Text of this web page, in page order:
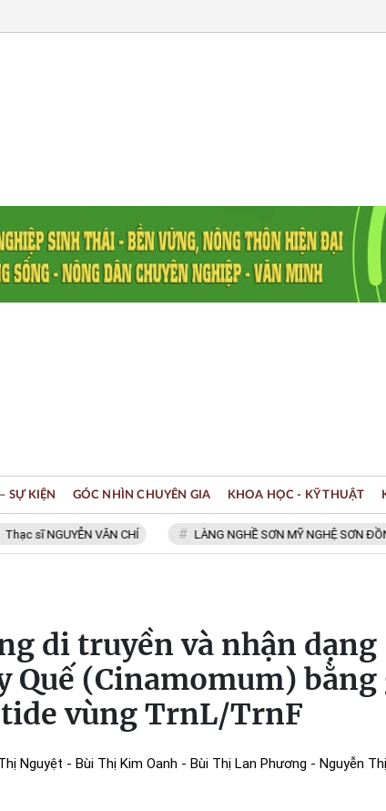
sĩ NGUYỄN VĂN CHÍ LÀNG NGHỀ SƠN MỸ NGHỆ SƠN
SỰ KIỆN GÓC NHÌN CHUYÊN GIA KHOA HỌC - KỸ THUẬT
di truyền và nhận dạng
Quế (Cinamomum)
vùng TrnL/TrnF
Nguyệt - Bùi Thị Kim Oanh - Bùi Thị Lan Phương - Nguyễn